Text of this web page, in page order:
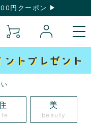
円クーポン
美
beauty